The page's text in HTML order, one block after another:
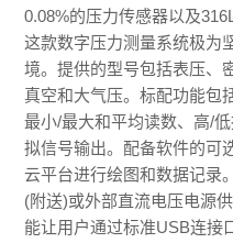
0.08%的压力传感器以及
这款数字压力测量系统极为
境。提供的型号包括表压、
真空和大气压。标配功能包
最小/最大和平均读数、高/
拟信号输出。配备软件的可
云平台进行绘图和数据记录
(附送)或外部直流电压电源
能让用户通过标准USB连接